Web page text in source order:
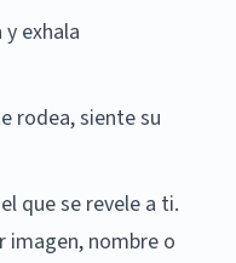
exhala
rodea, siente su
que se revele a ti.
imagen, nombre o